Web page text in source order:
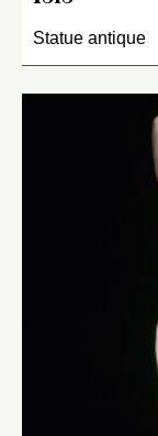
Statue antique